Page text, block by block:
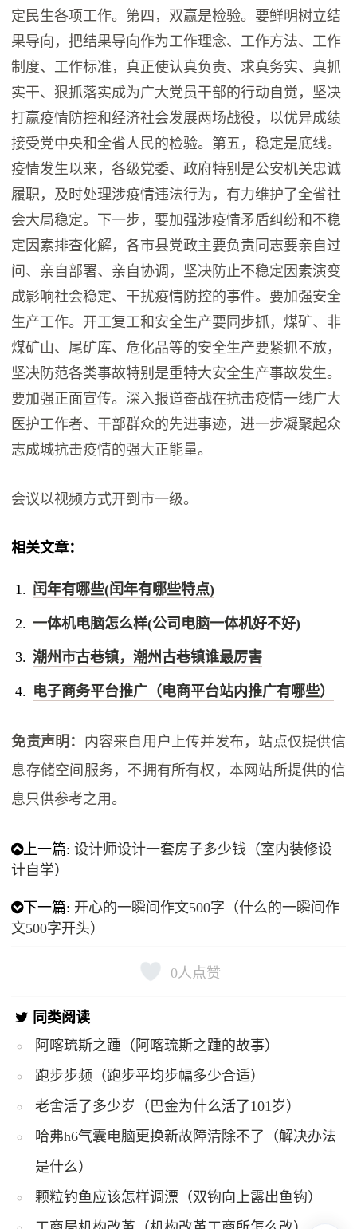
定民生各项工作。第四，双赢是检验。要鲜明树立结
果导向，把结果导向作为工作理念、工作方法、工作
制度、工作标准，真正使认真负责、求真务实、真抓
实干、狠抓落实成为广大党员干部的行动自觉，坚决
打赢疫情防控和经济社会发展两场战役，以优异成绩
接受党中央和全省人民的检验。第五，稳定是底线。
疫情发生以来，各级党委、政府特别是公安机关忠诚
履职，及时处理涉疫情违法行为，有力维护了全省社
会大局稳定。下一步，要加强涉疫情矛盾纠纷和不稳
定因素排查化解，各市县党政主要负责同志要亲自过
问、亲自部署、亲自协调，坚决防止不稳定因素演变
成影响社会稳定、干扰疫情防控的事件。要加强安全
生产工作。开工复工和安全生产要同步抓，煤矿、非
煤矿山、尾矿库、危化品等的安全生产要紧抓不放，
坚决防范各类事故特别是重特大安全生产事故发生。
要加强正面宣传。深入报道奋战在抗击疫情一线广大
医护工作者、干部群众的先进事迹，进一步凝聚起众
志成城抗击疫情的强大正能量。
会议以视频方式开到市一级。
相关文章：
闰年有哪些(闰年有哪些特点)
一体机电脑怎么样(公司电脑一体机好不好)
潮州市古巷镇，潮州古巷镇谁最厉害
电子商务平台推广（电商平台站内推广有哪些）
免责声明： 内容来自用户上传并发布，站点仅提供信
息存储空间服务，不拥有所有权，本网站所提供的信
息只供参考之用。
上一篇:设计师设计一套房子多少钱（室内装修设
计自学）
下一篇: 开心的一瞬间作文500字（什么的一瞬间作
文500字开头）
0人点赞
同类阅读
阿喀琉斯之踵（阿喀琉斯之踵的故事）
跑步步频（跑步平均步幅多少合适）
老舍活了多少岁（巴金为什么活了101岁）
哈弗h6气囊电脑更换新故障清除不了（解决办法
是什么）
颗粒钓鱼应该怎样调漂（双钩向上露出鱼钩）